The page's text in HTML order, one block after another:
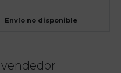
Envío no disponible